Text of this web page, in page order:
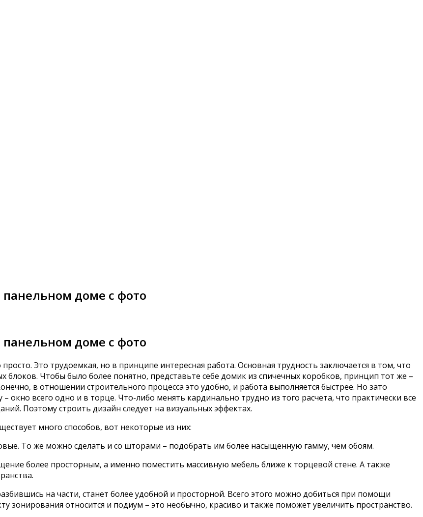
панельном доме с фото
панельном доме с фото
Это трудоемкая, но в принципе интересная работа. Основная трудность заключается в том, что
блоков. Чтобы было более понятно, представьте себе домик из спичечных коробков, принцип тот же –
в отношении строительного процесса это удобно, и работа выполняется быстрее. Но зато
всего одно и в торце. Что-либо менять кардинально трудно из того расчета, что практически все
Поэтому строить дизайн следует на визуальных эффектах.
много способов, вот некоторые из них:
То же можно сделать и со шторами – подобрать им более насыщенную гамму, чем обоям.
более просторным, а именно поместить массивную мебель ближе к торцевой стене. А также
на части, станет более удобной и просторной. Всего этого можно добиться при помощи
зонирования относится и подиум – это необычно, красиво и также поможет увеличить пространство.